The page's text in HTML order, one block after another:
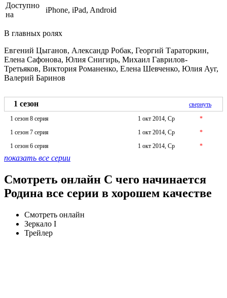
Доступно
на
iPhone, iPad, Android
В главных ролях
Евгений Цыганов, Александр Робак, Георгий Тараторкин,
Елена Сафонова, Юлия Снигирь, Михаил Гаврилов-
Третьяков, Виктория Романенко, Елена Шевченко, Юлия Ауг,
Валерий Баринов
1 сезон
свернуть
1 сезон 8 серия
1 окт 2014, Ср
*
1 сезон 7 серия
1 окт 2014, Ср
*
1 сезон 6 серия
1 окт 2014, Ср *
показать все серии
Смотреть онлайн С чего начинается
Родина все серии в хорошем качестве
Смотреть онлайн
Зеркало I
Трейлер